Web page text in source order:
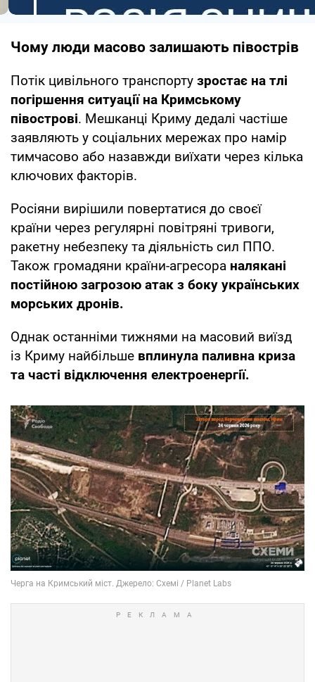
Чому люди масово залишають півострів
Потік цивільного транспорту зростає на тлі
погіршення ситуації на Кримському
півострові. Мешканці Криму дедалі частіше
заявляють у соціальних мережах про намір
тимчасово або назавжди виїхати через кілька
ключових факторів.
Росіяни вирішили повертатися до своєї
країни через регулярні повітряні тривоги,
ракетну небезпеку та діяльність сил ППО.
Також громадяни країни-агресора налякані
постійною загрозою атак з боку українських
морських дронів.
Однак останніми тижнями на масовий виїзд
із Криму найбільше вплинула паливна криза
та часті відключення електроенергії.